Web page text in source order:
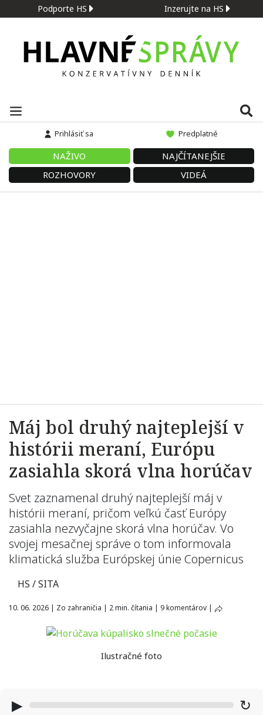
Podporte HS Inzerujte na HS
Prihlásiť sa Predplatné
NAŽIVO
NAJČÍTANEJŠIE
ROZHOVORY
VIDEÁ
Máj bol druhý najteplejší v
histórii meraní, Európu
zasiahla skorá vlna horúčav
Svet zaznamenal druhý najteplejší máj v
histórii meraní, pričom veľkú časť Európy
zasiahla nezvyčajne skorá vlna horúčav. Vo
svojej mesačnej správe o tom informovala
klimatická služba Európskej únie Copernicus
HS / SITA
10. 06. 2026 | Zo zahraničia | 2 min. čítania | 9 komentárov |
Ilustračné foto
▶ ↻